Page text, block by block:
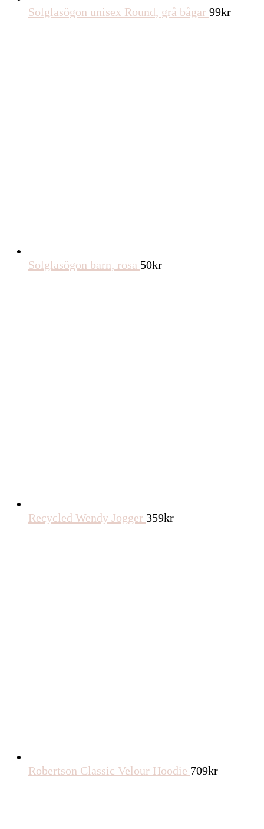
Solglasögon unisex Round, grå bågar 99kr
Solglasögon barn, rosa 50kr
Recycled Wendy Jogger 359kr
Robertson Classic Velour Hoodie 709kr